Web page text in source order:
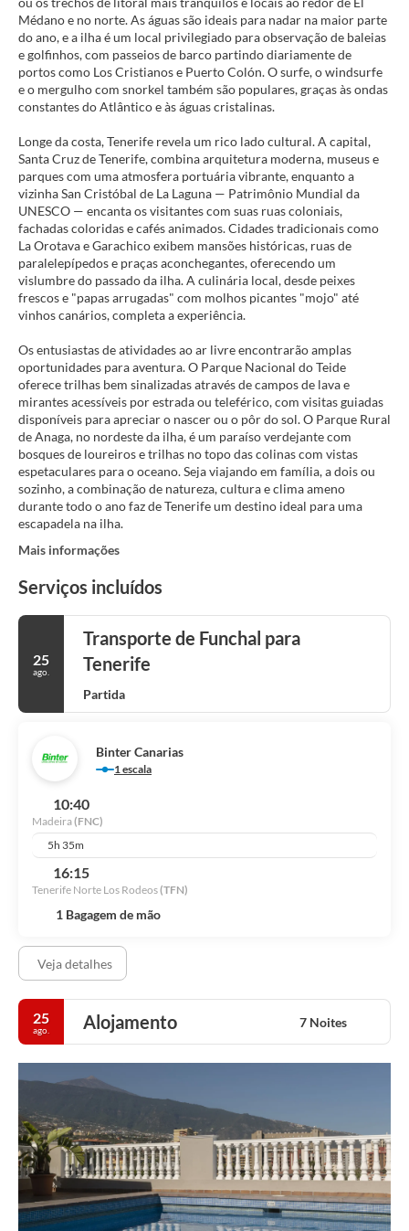
Médano e no norte. As águas são ideais para nadar na maior parte
do ano, e a ilha é um local privilegiado para observação de baleias
e golfinhos, com passeios de barco partindo diariamente de
portos como Los Cristianos e Puerto Colón. O surfe, o windsurfe
e o mergulho com snorkel também são populares, graças às ondas
constantes do Atlântico e às águas cristalinas.
Longe da costa, Tenerife revela um rico lado cultural. A capital,
Santa Cruz de Tenerife, combina arquitetura moderna, museus e
parques com uma atmosfera portuária vibrante, enquanto a
vizinha San Cristóbal de La Laguna — Patrimônio Mundial da
UNESCO — encanta os visitantes com suas ruas coloniais,
fachadas coloridas e cafés animados. Cidades tradicionais como
La Orotava e Garachico exibem mansões históricas, ruas de
paralelepípedos e praças aconchegantes, oferecendo um
vislumbre do passado da ilha. A culinária local, desde peixes
frescos e "papas arrugadas" com molhos picantes "mojo" até
vinhos canários, completa a experiência.
Os entusiastas de atividades ao ar livre encontrarão amplas
oportunidades para aventura. O Parque Nacional do Teide
oferece trilhas bem sinalizadas através de campos de lava e
mirantes acessíveis por estrada ou teleférico, com visitas guiadas
disponíveis para apreciar o nascer ou o pôr do sol. O Parque Rural
de Anaga, no nordeste da ilha, é um paraíso verdejante com
bosques de loureiros e trilhas no topo das colinas com vistas
espetaculares para o oceano. Seja viajando em família, a dois ou
sozinho, a combinação de natureza, cultura e clima ameno
durante todo o ano faz de Tenerife um destino ideal para uma
escapadela na ilha.
Mais informações
Serviços incluídos
25
ago.
Transporte de Funchal para
Tenerife
Partida
Binter Canarias
1 escala
10:40
Madeira(FNC)
5h 35m
16:15
Tenerife Norte Los Rodeos(TFN)
1 Bagagem de mão
Veja detalhes
25
ago. Alojamento 7 Noites